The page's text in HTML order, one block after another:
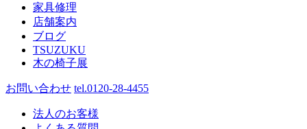
家具修理
店舗案内
ブログ
TSUZUKU
木の椅子展
お問い合わせ tel.0120-28-4455
法人のお客様